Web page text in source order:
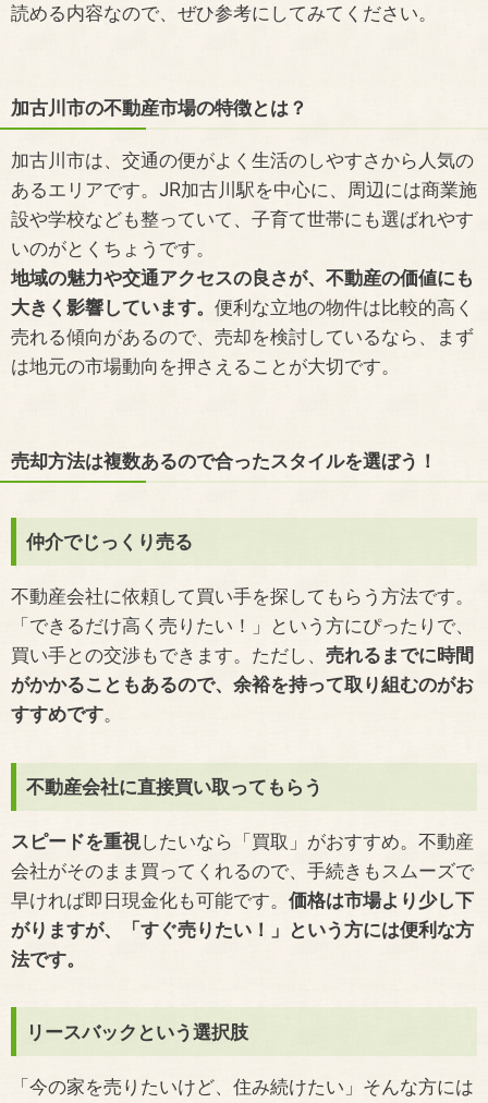
読める内容なので、ぜひ参考にしてみてください。
加古川市の不動産市場の特徴とは？
加古川市は、交通の便がよく生活のしやすさから人気の
あるエリアです。JR加古川駅を中心に、周辺には商業施
設や学校なども整っていて、子育て世帯にも選ばれやす
いのがとくちょうです。
地域の魅力や交通アクセスの良さが、不動産の価値にも
大きく影響しています。 便利な立地の物件は比較的高く
売れる傾向があるので、売却を検討しているなら、まず
は地元の市場動向を押さえることが大切です。
売却方法は複数あるので合ったスタイルを選ぼう！
仲介でじっくり売る
不動産会社に依頼して買い手を探してもらう方法です。
「できるだけ高く売りたい！」という方にぴったりで、
買い手との交渉もできます。ただし、 売れるまでに時間
がかかることもあるので、余裕を持って取り組むのがお
すすめです。
不動産会社に直接買い取ってもらう
スピードを重視したいなら「買取」がおすすめ。不動産
会社がそのまま買ってくれるので、手続きもスムーズで
早ければ即日現金化も可能です。 価格は市場より少し下
がりますが、「すぐ売りたい！」という方には便利な方
法です。
リースバックという選択肢
「今の家を売りたいけど、住み続けたい」そんな方には